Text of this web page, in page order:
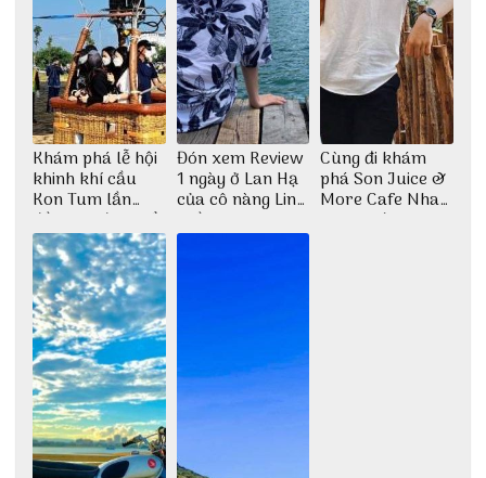
Khám phá lễ hội
khinh khí cầu
Kon Tum lần
đầu tiên được tổ
chức
Đón xem Review
1 ngày ở Lan Hạ
của cô nàng Linh
Trần
Cùng đi khám
phá Son Juice &
More Cafe Nha
Trang với anh